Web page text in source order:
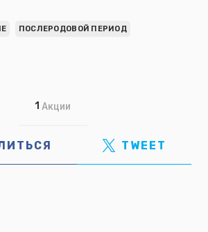
ПОСЛЕРОДОВОЙ ПЕРИОД
1 Акции
TWEET